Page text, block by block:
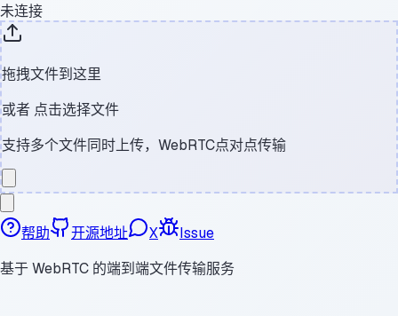
未连接
拖拽文件到这里
或者 点击选择文件
支持多个文件同时上传，WebRTC点对点传输
帮助 开源地址 X
Issue
基于 WebRTC 的端到端文件传输服务